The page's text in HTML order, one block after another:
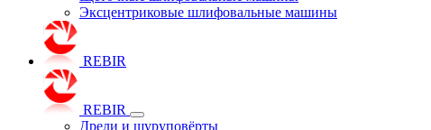
Эксцентриковые шлифовальные машины
REBIR
REBIR
Дрели и шуруповёрты